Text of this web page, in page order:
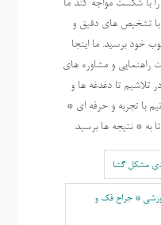
را با شکست مواجه کند ما
با تشخیص های دقیق و
خود برسید. ما اینجا
راهنمایی و مشاوره های
تلاشیم تا دغدغه ها و
با تجربه و حرفه ای *
به * نتیجه ها برسید.
مشکل گشا
* جراح فک و